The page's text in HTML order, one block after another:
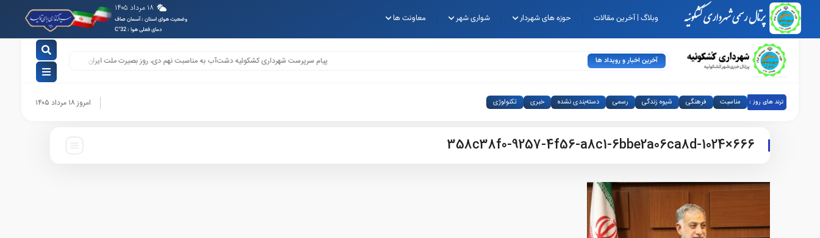
وبلاگ | آخرین مقالات حوزه های شهردار شواری شهر معاونت ها
۱۸ مرداد ۱۴۰۵
وضعیت هوای استان : آسمان صاف
دمای فعلی هوا : 32°C
آخرین اخبار و رویداد ها پیام سرپرست شهرداری کشکوئیه دشت‌آب به مناسبت نهم دی، روز بصیرت ملت ایران پیام شهردار و شورای
ترند های روز : مناسبت فرهنگی شیوه زندگی رسمی دسته‌بندی نشده خبری تکنولوژی امروز ۱۸ مرداد ۱۴۰۵
358c38f0-9257-4f56-a8c1-6bbe2a06ca8d-1024×666